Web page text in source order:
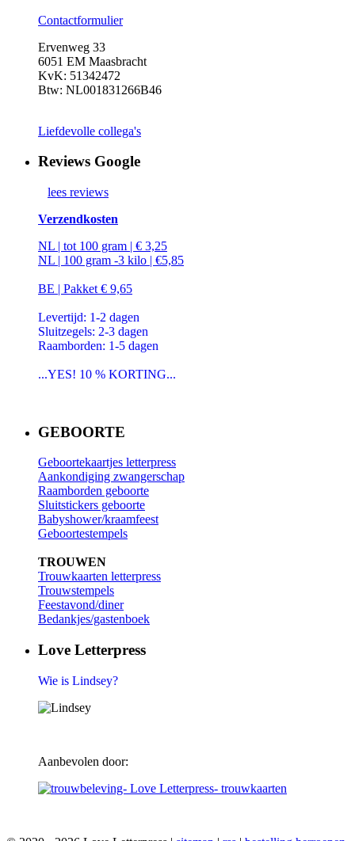
Contactformulier
Ervenweg 33
6051 EM Maasbracht
KvK: 51342472
Btw: NL001831266B46
Liefdevolle collega's
Reviews Google
lees reviews
Verzendkosten
NL | tot 100 gram | € 3,25
NL | 100 gram -3 kilo | €5,85
BE | Pakket € 9,65
Levertijd: 1-2 dagen
Sluitzegels: 2-3 dagen
Raamborden: 1-5 dagen
...YES! 10 % KORTING...
GEBOORTE
Geboortekaartjes letterpress
Aankondiging zwangerschap
Raamborden geboorte
Sluitstickers geboorte
Babyshower/kraamfeest
Geboortestempels
TROUWEN
Trouwkaarten letterpress
Trouwstempels
Feestavond/diner
Bedankjes/gastenboek
Love Letterpress
Wie is Lindsey?
Aanbevolen door: